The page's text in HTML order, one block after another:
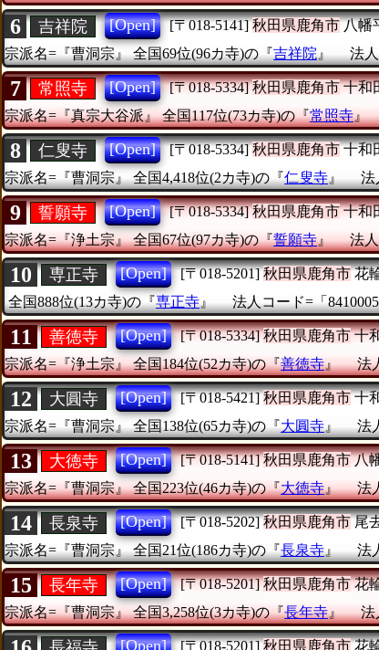
6 吉祥院 [Open] [〒018-5141] 秋田県鹿角市八幡
宗派名=『曹洞宗』
全国69位(96カ寺)の『吉祥院 』 法
7 常照寺 [Open] [〒018-5334] 秋田県鹿角市十和
宗派名=『真宗大谷派』 全国117位(73カ寺)の『常照寺
8 仁叟寺 [Open] [〒018-5334] 秋田県鹿角市十和
宗派名=『曹洞宗』
全国4,418位(2カ寺)の『仁叟寺 』 法
9 誓願寺 [Open] [〒018-5334] 秋田県鹿角市十和
宗派名=『浄土宗』 全国67位(97カ寺)の『誓願寺』 法
10 専正寺 [Open] [〒018-5201] 秋田県鹿角市花
全国888位(13カ寺)の『専正寺 』 法人コード=「
11 善徳寺 [Open] [〒018-5334] 秋田県鹿角市十
宗派名=『浄土宗』 全国184位(52カ寺)の『善徳寺』 法
12 大圓寺 [Open] [〒018-5421] 秋田県鹿角市十
宗派名=『曹洞宗』
全国138位(65カ寺)の『大圓寺 』 法
13 大徳寺 [Open] [〒018-5141] 秋田県鹿角市八
宗派名=『曹洞宗』 全国223位(46カ寺)の『大徳寺』 法
14 長泉寺 [Open] [〒018-5202] 秋田県鹿角市尾
宗派名=『曹洞宗』
全国21位(186カ寺)の『長泉寺 』 法
15 長年寺 [Open] [〒018-5201] 秋田県鹿角市花
宗派名=『曹洞宗』 全国3,258位(3カ寺)の『長年寺』 法
[Open] [〒018-5201] 秋田県鹿角市花